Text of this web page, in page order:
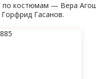
по костюмам — Вера
Гасанов.